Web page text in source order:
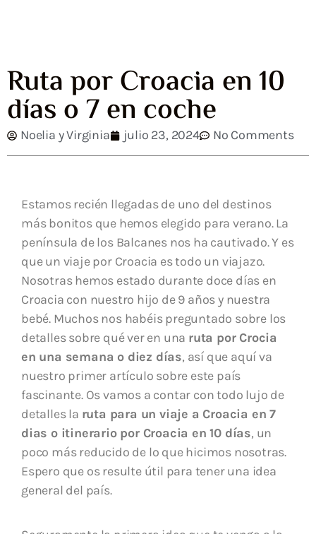
Ruta por Croacia en 10
días o 7 en coche
Noelia y Virginia julio 23, 2024 No Comments
Estamos recién llegadas de uno del destinos
más bonitos que hemos elegido para verano. La
península de los Balcanes nos ha cautivado. Y es
que un viaje por Croacia es todo un viajazo.
Nosotras hemos estado durante doce días en
Croacia con nuestro hijo de 9 años y nuestra
bebé. Muchos nos habéis preguntado sobre los
detalles sobre qué ver en una ruta por Crocia
en una semana o diez días, así que aquí va
nuestro primer artículo sobre este país
fascinante. Os vamos a contar con todo lujo de
detalles la ruta para un viaje a Croacia en 7
dias o itinerario por Croacia en 10 días, un
poco más reducido de lo que hicimos nosotras.
Espero que os resulte útil para tener una idea
general del país.